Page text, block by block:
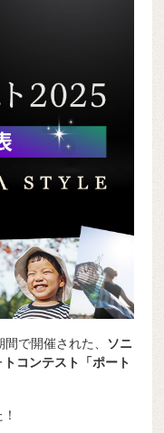
で開催された、 ソニ
コンテスト「ポート